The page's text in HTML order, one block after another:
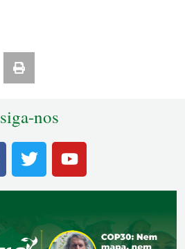
siga-nos
T
w
e
Y
o
u
b